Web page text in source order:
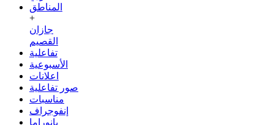
المناطق
+
جازان
القصيم
تفاعلية
الأسبوعية
اعلانات
صور تفاعلية
مناسبات
إنفوجراف
بانوراما